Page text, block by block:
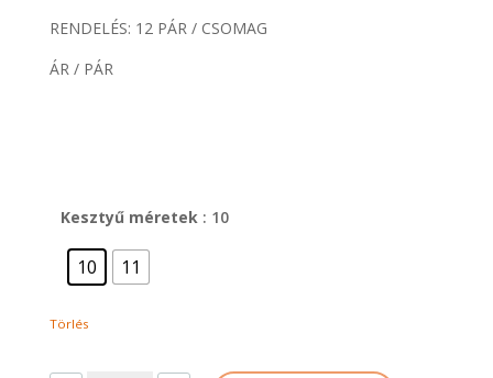
RENDELÉS: 12 PÁR / CSOMAG
ÁR / PÁR
Kesztyű méretek : 10
10 11
Törlés